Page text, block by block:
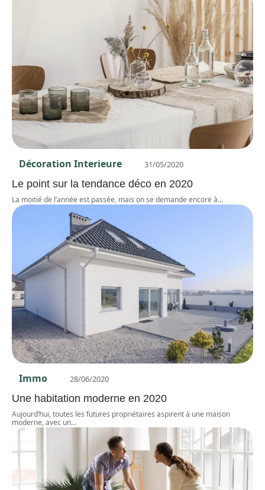
Décoration Interieure 31/05/2020
Le point sur la tendance déco en 2020
La moitié de l’année est passée, mais on se demande encore à…
Immo 28/06/2020
Une habitation moderne en 2020
Aujourd’hui, toutes les futures propriétaires aspirent à une maison
moderne, avec un…